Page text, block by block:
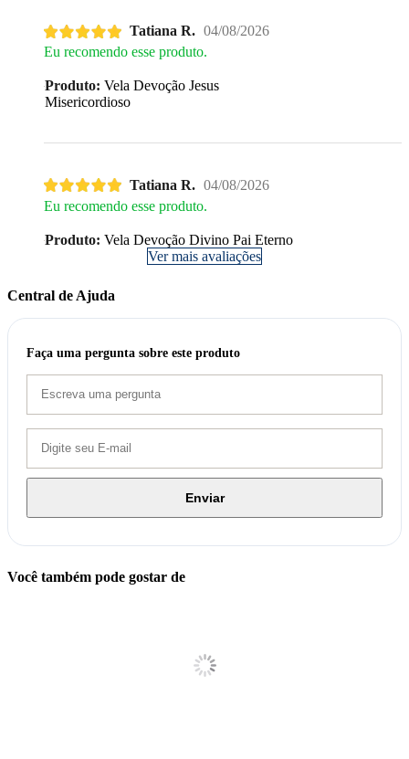
Tatiana R. 04/08/2026
Eu recomendo esse produto.
Produto: Vela Devoção Jesus
Misericordioso
Tatiana R. 04/08/2026
Eu recomendo esse produto.
Produto: Vela Devoção Divino Pai Eterno
Ver mais avaliações
Central de Ajuda
Faça uma pergunta sobre este produto
Enviar
Você também pode gostar de